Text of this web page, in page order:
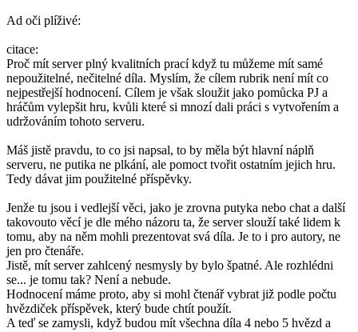
Ad oči plíživé:
citace:
Proč mít server plný kvalitních prací když tu můžeme mít samé
nepoužitelné, nečitelné díla. Myslím, že cílem rubrik není mít co
nejpestřejší hodnocení. Cílem je však sloužit jako pomůcka PJ a
hráčům vylepšit hru, kvůli které si mnozí dali práci s vytvořením a
udržováním tohoto serveru.
Máš jistě pravdu, to co jsi napsal, to by měla být hlavní náplň
serveru, ne putika ne plkání, ale pomoct tvořit ostatním jejich hru.
Tedy dávat jim použitelné příspěvky.
Jenže tu jsou i vedlejší věci, jako je zrovna putyka nebo chat a další
takovouto věcí je dle mého názoru ta, že server slouží také lidem k
tomu, aby na něm mohli prezentovat svá díla. Je to i pro autory, ne
jen pro čtenáře.
Jistě, mít server zahlcený nesmysly by bylo špatné. Ale rozhlédni
se... je tomu tak? Není a nebude.
Hodnocení máme proto, aby si mohl čtenář vybrat již podle počtu
hvězdiček příspěvek, který bude chtít použít.
A teď se zamysli, když budou mít všechna díla 4 nebo 5 hvězd a